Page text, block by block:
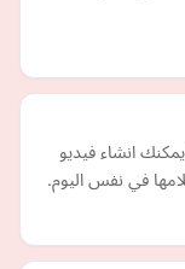
انشاء فيديو
في نفس اليوم.